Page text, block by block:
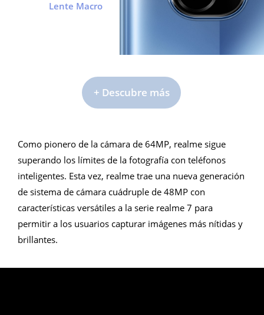
Como pionero de la cámara de 64MP, realme sigue
superando los límites de la fotografía con teléfonos
inteligentes. Esta vez, realme trae una nueva generación
de sistema de cámara cuádruple de 64MP con
características versátiles a la serie realme 7 para
permitir a los usuarios capturar imágenes más nítidas y
brillantes.
Lente Macro
+ Descubre más
Como pionero de la cámara de 64MP, realme sigue
superando los límites de la fotografía con teléfonos
inteligentes. Esta vez, realme trae una nueva generación
de sistema de cámara cuádruple de 48MP con
características versátiles a la serie realme 7 para
permitir a los usuarios capturar imágenes más nítidas y
brillantes.